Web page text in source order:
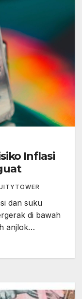
Inflasi
dan suku
di bawah
anjlok…